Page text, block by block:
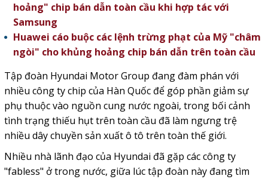
hoảng" chip bán dẫn toàn cầu khi hợp tác với
Samsung
Huawei cáo buộc các lệnh trừng phạt của Mỹ "châm
ngòi" cho khủng hoảng chip bán dẫn trên toàn cầu
Tập đoàn Hyundai Motor Group đang đàm phán với
nhiều công ty chip của Hàn Quốc để góp phần giảm sự
phụ thuộc vào nguồn cung nước ngoài, trong bối cảnh
tình trạng thiếu hụt trên toàn cầu đã làm ngưng trệ
nhiều dây chuyền sản xuất ô tô trên toàn thế giới.
Nhiều nhà lãnh đạo của Hyundai đã gặp các công ty
"fabless" ở trong nước, giữa lúc tập đoàn này đang tìm